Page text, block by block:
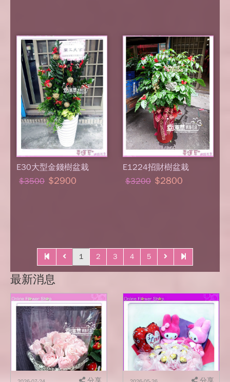
E30大型金錢樹盆栽
$3500 $2900
E1224招財樹盆栽
$3200 $2800
1 2 3 4 5
最新消息